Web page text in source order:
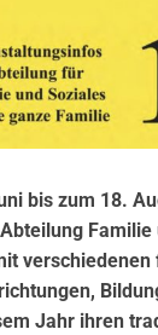
bis zum 18.
Familie
verschiedenen
Jahr ihren